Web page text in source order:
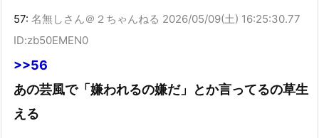
57: 名無しさん＠２ちゃんねる 2026/05/09(土) 16:25:30.77
ID:zb50EMEN0
>>56
あの芸風で「嫌われるの嫌だ」とか言ってるの草生
える